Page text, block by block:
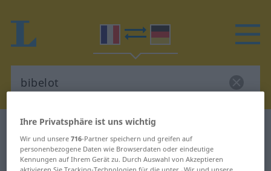
Französisch-Deutsch Wörterbuch
Französisch-Deutsch Übersetzung
Ihre Privatsphäre ist uns wichtig
Wir und unsere716-Partner speichern und greifen auf
personenbezogene Daten wie Browserdaten oder eindeutige
Kennungen auf Ihrem Gerät zu. Durch Auswahl von Akzeptieren
aktivieren Sie Tracking-Technologien für die unter „Wir und unsere